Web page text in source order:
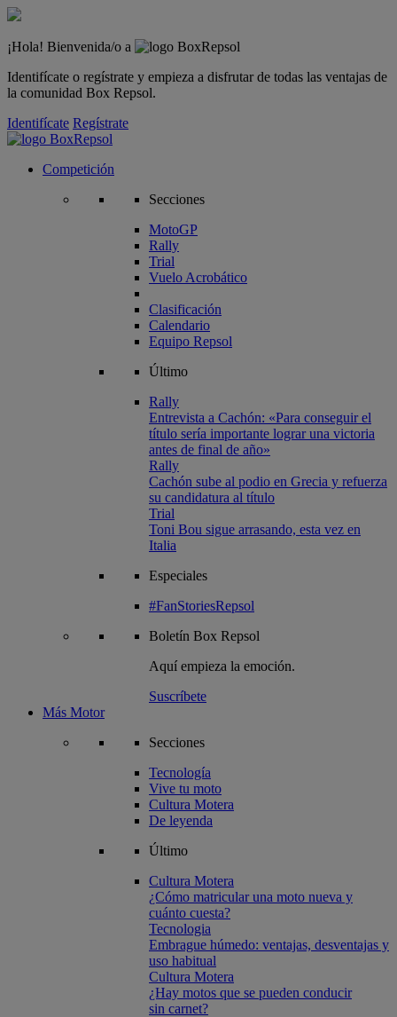
¡Hola! Bienvenida/o a
Identifícate o regístrate y empieza a disfrutar de todas las ventajas de
la comunidad Box Repsol.
Identifícate Regístrate
Competición
Secciones
MotoGP
Rally
Trial
Vuelo Acrobático
Clasificación
Calendario
Equipo Repsol
Último
Rally
Entrevista a Cachón: «Para conseguir el
título sería importante lograr una victoria
antes de final de año»
Rally
Cachón sube al podio en Grecia y refuerza
su candidatura al título
Trial
Toni Bou sigue arrasando, esta vez en
Italia
Especiales
#FanStoriesRepsol
Boletín Box Repsol
Aquí empieza la emoción.
Suscríbete
Más Motor
Secciones
Tecnología
Vive tu moto
Cultura Motera
De leyenda
Último
Cultura Motera
¿Cómo matricular una moto nueva y
cuánto cuesta?
Tecnologia
Embrague húmedo: ventajas, desventajas y
uso habitual
Cultura Motera
¿Hay motos que se pueden conducir
sin carnet?